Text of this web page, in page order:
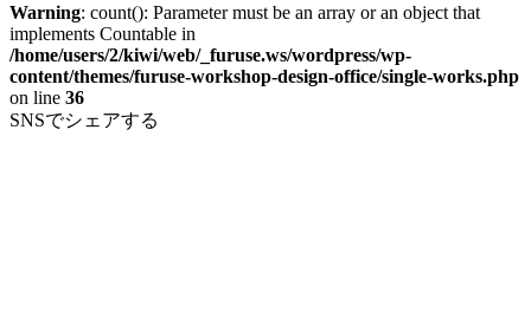
Warning: count(): Parameter must be an array or an object that
implements Countable in
/home/users/2/kiwi/web/_furuse.ws/wordpress/wp-
content/themes/furuse-workshop-design-office/single-works.php
on line 36
SNSでシェアする